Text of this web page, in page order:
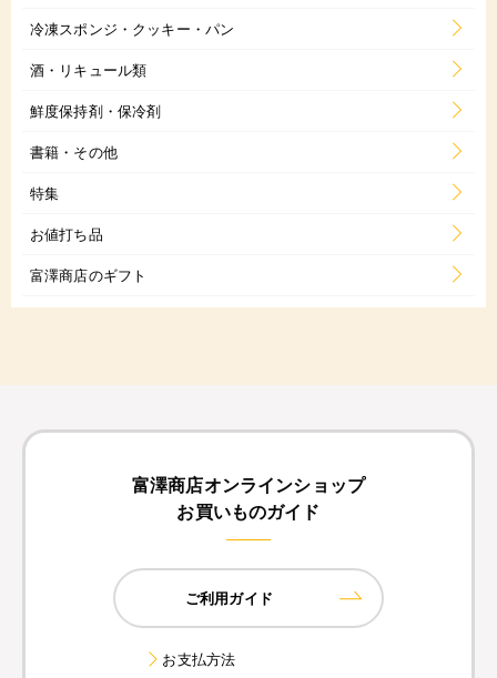
冷凍スポンジ・クッキー・パン
酒・リキュール類
鮮度保持剤・保冷剤
書籍・その他
特集
お値打ち品
富澤商店のギフト
富澤商店オンラインショップ
お買いものガイド
ご利用ガイド
お支払方法